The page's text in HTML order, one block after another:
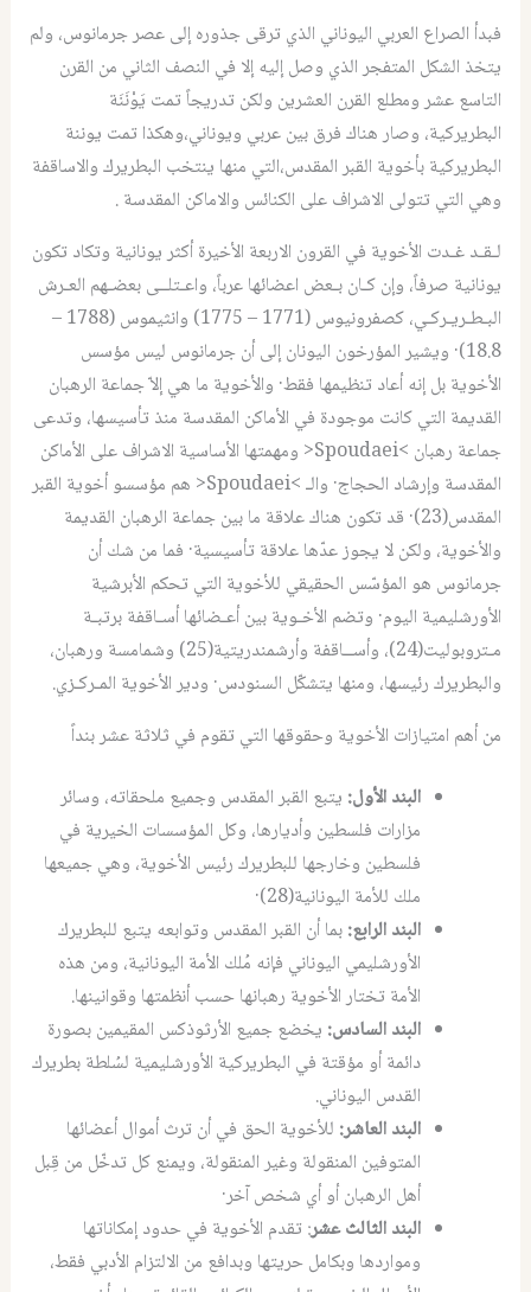
فبدأ الصراع العربي اليوناني الذي ترقى جذوره إلى عصر جرمانوس، ولم
يتخذ الشكل المتفجر الذي وصل إليه إلا في النصف الثاني من القرن
التاسع عشر ومطلع القرن العشرين ولكن تدريجاً تمت يَوْنَنَة
البطريركية، وصار هناك فرق بين عربي ويوناني،وهكذا تمت يوننة
البطريركية بأخوية القبر المقدس،التي منها ينتخب البطريرك والاساقفة
وهي التي تتولى الاشراف على الكنائس والاماكن المقدسة .
لـقـد غـدت الأخوية في القرون الاربعة الأخيرة أكثر يونانية وتكاد تكون
يونانية صرفاً، وإن كـان بـعض اعضائها عرباً، واعـتلــى بعضـهم العـرش
البـطـريـركـي، كصفرونيوس (1771 – 1775) وانثيموس (1788 –
18.8)· ويشير المؤرخون اليونان إلى أن جرمانوس ليس مؤسس
الأخوية بل إنه أعاد تنظيمها فقط· والأخوية ما هي إلاّ جماعة الرهبان
القديمة التي كانت موجودة في الأماكن المقدسة منذ تأسيسها، وتدعى
جماعة رهبان >Spoudaei< ومهمتها الأساسية الاشراف على الأماكن
المقدسة وإرشاد الحجاج· والـ >Spoudaei< هم مؤسسو أخوية القبر
المقدس(23)· قد تكون هناك علاقة ما بين جماعة الرهبان القديمة
والأخوية، ولكن لا يجوز عدّها علاقة تأسيسية· فما من شك أن
جرمانوس هو المؤسّس الحقيقي للأخوية التي تحكم الأبرشية
الأورشليمية اليوم· وتضم الأخـوية بين أعـضائها أسـاقفة برتبـة
مـتروبوليت(24)، وأســاقفة وأرشمندريتية(25) وشمامسة ورهبان،
والبطريرك رئيسها، ومنها يتشكّل السنودس· ودير الأخوية المـركـزي.
من أهم امتيازات الأخوية وحقوقها التي تقوم في ثلاثة عشر بنداً
البند الأول: يتبع القبر المقدس وجميع ملحقاته، وسائر
مزارات فلسطين وأديارها، وكل المؤسسات الخيرية في
فلسطين وخارجها للبطريرك رئيس الأخوية، وهي جميعها
ملك للأمة اليونانية(28)·
البند الرابع:بما أن القبر المقدس وتوابعه يتبع للبطريرك
الأورشليمي اليوناني فإنه مُلك الأمة اليونانية، ومن هذه
الأمة تختار الأخوية رهبانها حسب أنظمتها وقوانينها.
البند السادس: يخضع جميع الأرثوذكس المقيمين بصورة
دائمة أو مؤقتة في البطريركية الأورشليمية لسُلطة بطريرك
القدس اليوناني.
البند العاشر: للأخوية الحق في أن ترث أموال أعضائها
المتوفين المنقولة وغير المنقولة، ويمنع كل تدخّل من قِبل
أهل الرهبان أو أي شخص آخر·
البند الثالث عشر: تقدم الأخوية في حدود إمكاناتها
ومواردها وبكامل حريتها وبدافع من الالتزام الأدبي فقط،